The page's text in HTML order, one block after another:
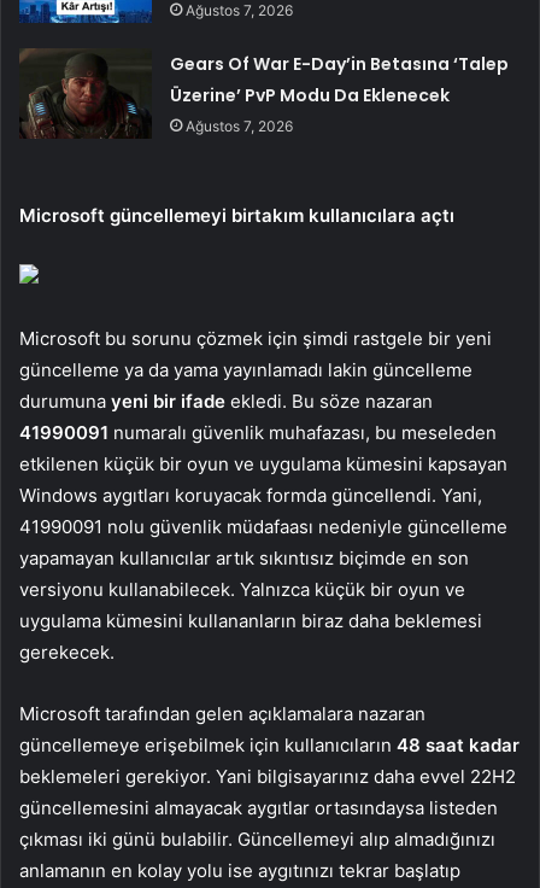
Ağustos 7, 2026
Gears Of War E-Day’in Betasına ‘Talep
Üzerine’ PvP Modu Da Eklenecek
Ağustos 7, 2026
Microsoft güncellemeyi birtakım kullanıcılara açtı
Microsoft bu sorunu çözmek için şimdi rastgele bir yeni
güncelleme ya da yama yayınlamadı lakin güncelleme
durumuna yeni bir ifade ekledi. Bu söze nazaran
41990091 numaralı güvenlik muhafazası, bu meseleden
etkilenen küçük bir oyun ve uygulama kümesini kapsayan
Windows aygıtları koruyacak formda güncellendi. Yani,
41990091 nolu güvenlik müdafaası nedeniyle güncelleme
yapamayan kullanıcılar artık sıkıntısız biçimde en son
versiyonu kullanabilecek. Yalnızca küçük bir oyun ve
uygulama kümesini kullananların biraz daha beklemesi
gerekecek.
Microsoft tarafından gelen açıklamalara nazaran
güncellemeye erişebilmek için kullanıcıların 48 saat kadar
beklemeleri gerekiyor. Yani bilgisayarınız daha evvel 22H2
güncellemesini almayacak aygıtlar ortasındaysa listeden
çıkması iki günü bulabilir. Güncellemeyi alıp almadığınızı
anlamanın en kolay yolu ise aygıtınızı tekrar başlatıp